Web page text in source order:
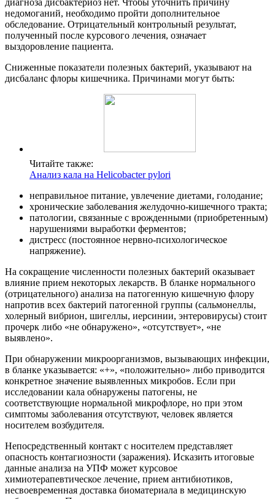
недомоганий, необходимо пройти дополнительное
обследование. Отрицательный контрольный результат,
полученный после курсового лечения, означает
выздоровление пациента.
Сниженные показатели полезных бактерий, указывают на
дисбаланс флоры кишечника. Причинами могут быть:
Читайте также:
Анализ кала на Helicobacter pylori
неправильное питание, увлечение диетами, голодание;
хронические заболевания желудочно-кишечного тракта;
патологии, связанные с врожденными (приобретенным)
нарушениями выработки ферментов;
дистресс (постоянное нервно-психологическое
напряжение).
На сокращение численности полезных бактерий оказывает
влияние прием некоторых лекарств. В бланке нормального
(отрицательного) анализа на патогенную кишечную флору
напротив всех бактерий патогенной группы (сальмонеллы,
холерный вибрион, шигеллы, иерсинии, энтеровирусы) стоит
прочерк либо «не обнаружено», «отсутствует», «не
выявлено».
При обнаружении микроорганизмов, вызывающих инфекции,
в бланке указывается: «+», «положительно» либо приводится
конкретное значение выявленных микробов. Если при
исследовании кала обнаружены патогены, не
соответствующие нормальной микрофлоре, но при этом
симптомы заболевания отсутствуют, человек является
носителем возбудителя.
Непосредственный контакт с носителем представляет
опасность контагиозности (заражения). Исказить итоговые
данные анализа на УПФ может курсовое
химиотерапевтическое лечение, прием антибиотиков,
несвоевременная доставка биоматериала в медицинскую